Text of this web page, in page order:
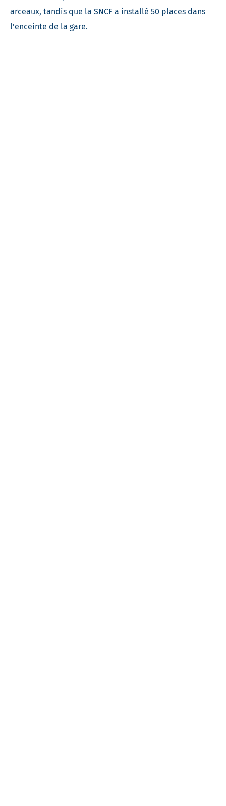
arceaux, tandis que la SNCF a installé 50 places dans
l’enceinte de la gare.